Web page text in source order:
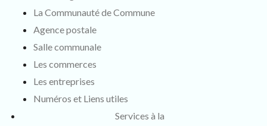
La Communauté de Commune
Agence postale
Salle communale
Les commerces
Les entreprises
Numéros et Liens utiles
Services à la